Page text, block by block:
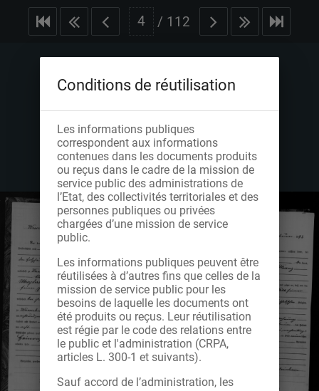
/ 112
Conditions de réutilisation
Les informations publiques
correspondent aux informations
contenues dans les documents produits
ou reçus dans le cadre de la mission de
service public des administrations de
l’Etat, des collectivités territoriales et des
personnes publiques ou privées
chargées d’une mission de service
public.
Les informations publiques peuvent être
réutilisées à d’autres fins que celles de la
mission de service public pour les
besoins de laquelle les documents ont
été produits ou reçus. Leur réutilisation
est régie par le code des relations entre
le public et l'administration (CRPA,
articles L. 300-1 et suivants).
Sauf accord de l’administration, les